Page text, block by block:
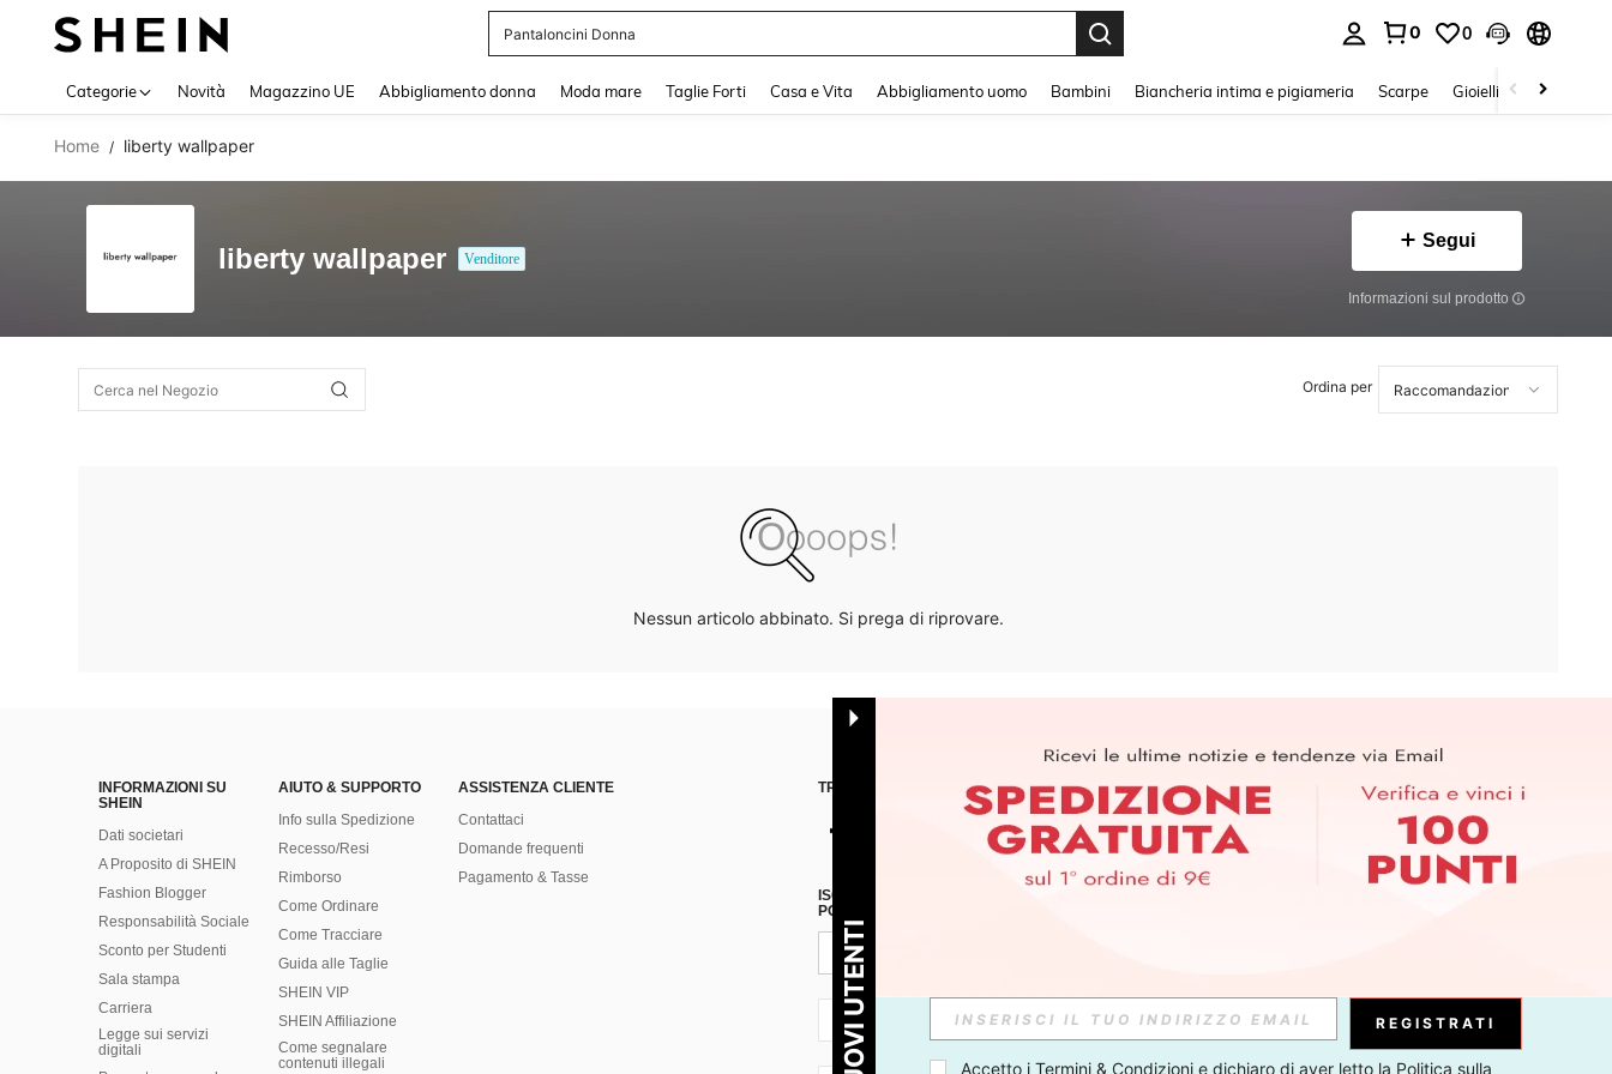
Pantaloncini Donna
0 0
Categorie Novità Magazzino UE Abbigliamento donna Moda mare Taglie Forti Casa e Vita Abbigliamento uomo Bambini Biancheria intima e pigiameria Scarpe Gioielli E Accessori
Home / liberty wallpaper
liberty wallpaper Venditore
Segui
Informazioni sul prodotto
Ordina per
Nessun articolo abbinato. Si prega di riprovare.
INFORMAZIONI SU
SHEIN
Dati societari
A Proposito di SHEIN
Fashion Blogger
Responsabilità Sociale
Sconto per Studenti
Sala stampa
Carriera
Legge sui servizi
digitali
AIUTO & SUPPORTO
Info sulla Spedizione
Recesso/Resi
Rimborso
Come Ordinare
Come Tracciare
Guida alle Taglie
SHEIN VIP
SHEIN Affiliazione
Come segnalare
contenuti illegali
ASSISTENZA CLIENTE
Contattaci
Domande frequenti
Pagamento & Tasse
TROVACI SU APP
ISCRIVITI ALLA NOSTRA NEWSLETTER PER SCOPRIRE LE ULTIME TENDENZE IN ANTEPRIMA! (È
POSSIBILE ANNULLARE LA SOTTOSCRIZIONE IN QUALSIASI MOMENTO).
IT + 39 Abbonati
REGISTRATI
Accetto i Termini & Condizioni e dichiaro di aver letto la Politica sulla